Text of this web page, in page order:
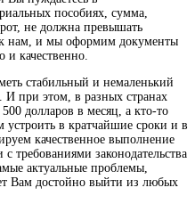
пособиях, сумма,
не должна превышать
нам, и мы оформим документы
качественно.
стабильный и немаленький
при этом, в разных странах
долларов в месяц, а кто-то
в кратчайшие сроки и в
качественное выполнение
требованиями законодательства
актуальные проблемы,
Вам достойно выйти из любых